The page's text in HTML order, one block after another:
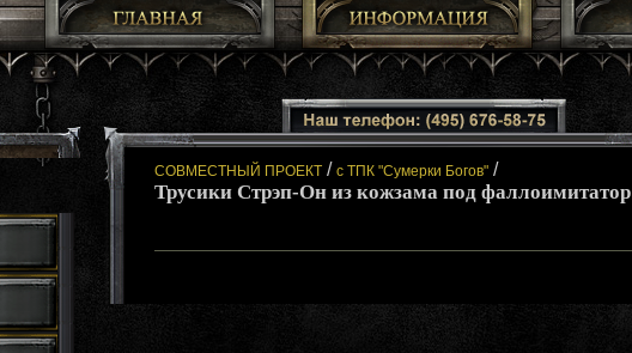
СОВМЕСТНЫЙ ПРОЕКТ/ с ТПК "Сумерки Богов"/
Трусики Стрэп-Он из кожзама под фаллоимитатор